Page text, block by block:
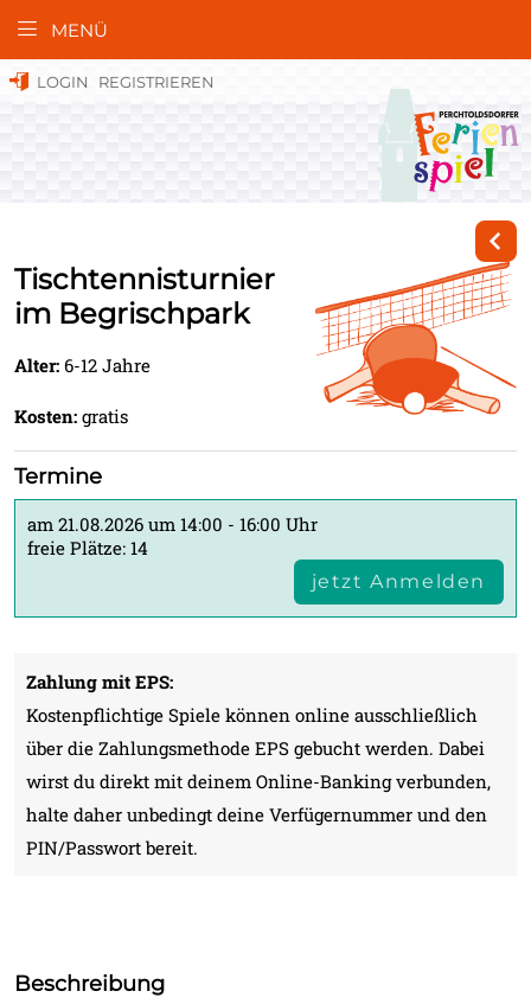
MENÜ
LOGIN REGISTRIEREN
Tischtennisturnier
im Begrischpark
Alter: 6-12 Jahre
Kosten: gratis
Termine
am 21.08.2026 um 14:00 - 16:00 Uhr
freie Plätze: 14
jetzt Anmelden
Zahlung mit EPS:
Kostenpflichtige Spiele können online ausschließlich
über die Zahlungsmethode EPS gebucht werden. Dabei
wirst du direkt mit deinem Online-Banking verbunden,
halte daher unbedingt deine Verfügernummer und den
PIN/Passwort bereit.
Beschreibung